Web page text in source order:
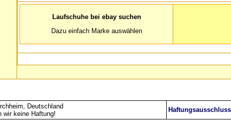
Laufschuhe bei ebay suchen
Dazu einfach Marke auswählen
Deutschland
wir keine Haftung!
Haftungsausschluss